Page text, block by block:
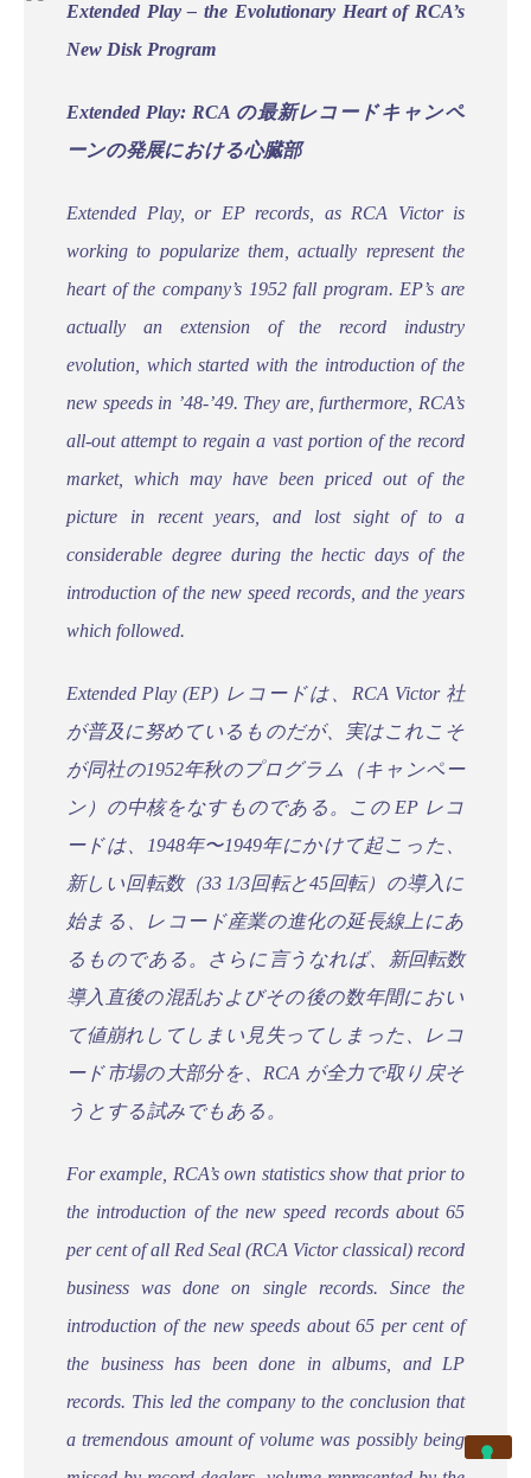
Extended Play – the Evolutionary Heart of RCA’s
New Disk Program
Extended Play: RCA の最新レコードキャンペ
ーンの発展における心臓部
Extended Play, or EP records, as RCA Victor is
working to popularize them, actually represent the
heart of the company’s 1952 fall program. EP’s are
actually an extension of the record industry
evolution, which started with the introduction of the
new speeds in ’48-’49. They are, furthermore, RCA’s
all-out attempt to regain a vast portion of the record
market, which may have been priced out of the
picture in recent years, and lost sight of to a
considerable degree during the hectic days of the
introduction of the new speed records, and the years
which followed.
Extended Play (EP) レコードは、RCA Victor 社
が普及に努めているものだが、実はこれこそ
が同社の1952年秋のプログラム（キャンペー
ン）の中核をなすものである。この EP レコ
ードは、1948年〜1949年にかけて起こった、
新しい回転数（33 1/3回転と45回転）の導入に
始まる、レコード産業の進化の延長線上にあ
るものである。さらに言うなれば、新回転数
導入直後の混乱およびその後の数年間におい
て値崩れしてしまい見失ってしまった、レコ
ード市場の大部分を、RCA が全力で取り戻そ
うとする試みでもある。
For example, RCA’s own statistics show that prior to
the introduction of the new speed records about 65
per cent of all Red Seal (RCA Victor classical) record
business was done on single records. Since the
introduction of the new speeds about 65 per cent of
the business has been done in albums, and LP
records. This led the company to the conclusion that
a tremendous amount of volume was possibly being